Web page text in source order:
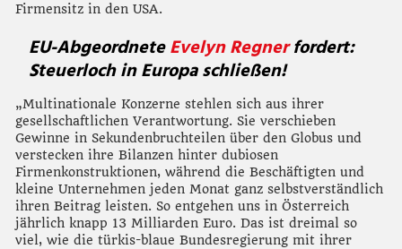
Firmensitz in den USA.
EU-AbgeordneteEvelyn Regnerfordert:
Steuerloch in Europa schließen!
„Multinationale Konzerne stehlen sich aus ihrer
gesellschaftlichen Verantwortung. Sie verschieben
Gewinne in Sekundenbruchteilen über den Globus und
verstecken ihre Bilanzen hinter dubiosen
Firmenkonstruktionen, während die Beschäftigten und
kleine Unternehmen jeden Monat ganz selbstverständlich
ihren Beitrag leisten. So entgehen uns in Österreich
jährlich knapp 13 Milliarden Euro. Das ist dreimal so
viel, wie die türkis-blaue Bundesregierung mit ihrer